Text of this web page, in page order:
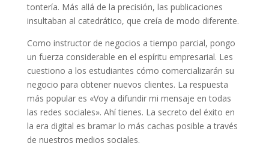
tontería. Más allá de la precisión, las publicaciones
insultaban al catedrático, que creía de modo diferente.
Como instructor de negocios a tiempo parcial, pongo
un fuerza considerable en el espíritu empresarial. Les
cuestiono a los estudiantes cómo comercializarán su
negocio para obtener nuevos clientes. La respuesta
más popular es «Voy a difundir mi mensaje en todas
las redes sociales». Ahí tienes. La secreto del éxito en
la era digital es bramar lo más cachas posible a través
de nuestros medios sociales.